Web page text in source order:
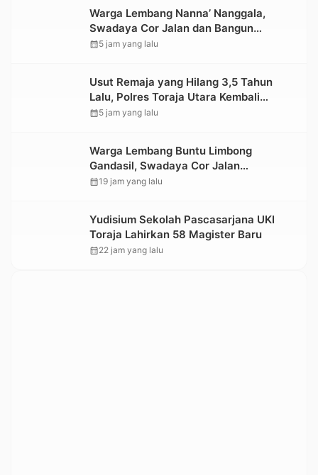
Warga Lembang Nanna’ Nanggala,
Swadaya Cor Jalan dan Bangun
Jembatan
calendar_month5 jam yang lalu
Usut Remaja yang Hilang 3,5 Tahun
Lalu, Polres Toraja Utara Kembali
Datangi TKP
calendar_month5 jam yang lalu
Warga Lembang Buntu Limbong
Gandasil, Swadaya Cor Jalan
Sepanjang 500 Meter
calendar_month19 jam yang lalu
Yudisium Sekolah Pascasarjana UKI
Toraja Lahirkan 58 Magister Baru
calendar_month22 jam yang lalu